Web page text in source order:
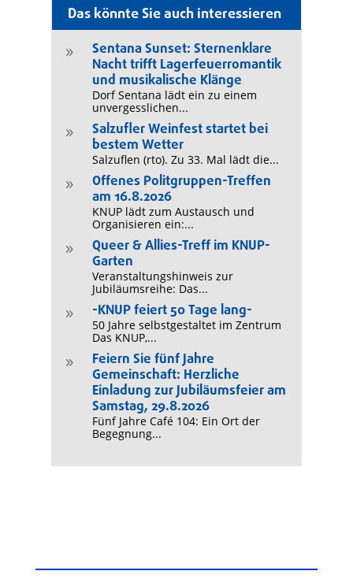
Das könnte Sie auch interessieren
9
Sentana Sunset: Sternenklare
Nacht trifft Lagerfeuerromantik
und musikalische Klänge
Dorf Sentana lädt ein zu einem
unvergesslichen...
9
Salzufler Weinfest startet bei
bestem Wetter
Salzuflen (rto). Zu 33. Mal lädt die...
9
Offenes Politgruppen-Treffen
am 16.8.2026
KNUP lädt zum Austausch und
Organisieren ein:...
9
Queer & Allies-Treff im KNUP-
Garten
Veranstaltungshinweis zur
Jubiläumsreihe: Das...
9 -KNUP feiert 50 Tage lang-
50 Jahre selbstgestaltet im Zentrum
Das KNUP,...
9
Feiern Sie fünf Jahre
Gemeinschaft: Herzliche
Einladung zur Jubiläumsfeier am
Samstag, 29.8.2026
Fünf Jahre Café 104: Ein Ort der
Begegnung...